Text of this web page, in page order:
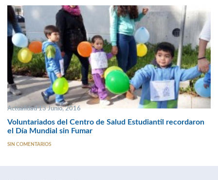
Actualidad 13 Junio, 2016
Voluntariados del Centro de Salud Estudiantil recordaron
el Día Mundial sin Fumar
SIN COMENTARIOS